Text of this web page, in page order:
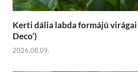
Kerti dália labda formájú
Deco’)
2026.08.09.